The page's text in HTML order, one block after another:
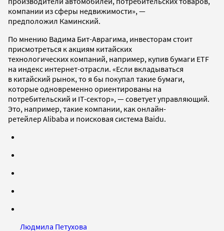
компании из сферы недвижимости», —
предположил Каминский.
По мнению Вадима Бит-Аврагима, инвесторам стоит
присмотреться к акциям китайских
технологических компаний, например, купив бумаги ETF
на индекс интернет-отрасли. «Если вкладываться
в китайский рынок, то я бы покупал такие бумаги,
которые одновременно ориентированы на
потребительский и IT-сектор», — советует управляющий.
Это, например, такие компании, как онлайн-
ретейлер Alibaba и поисковая система Baidu.
Людмила Петухова